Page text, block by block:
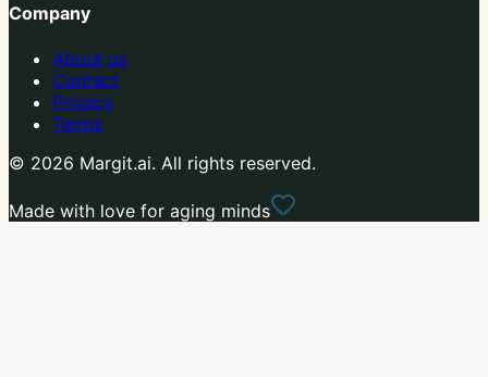
Company
About us
Contact
Privacy
Terms
© 2026 Margit.ai. All rights reserved.
Made with love for aging minds